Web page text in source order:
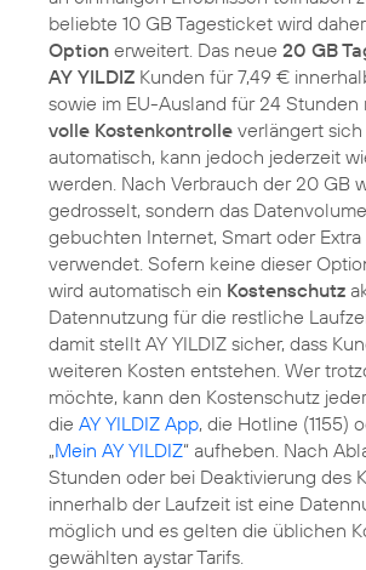
beliebte 10 GB Tagesticket wird
Option erweitert. Das neue 20 GB
AY YILDIZ Kunden für 7,49 €
sowie im EU-Ausland für 24 Stunden
volle Kostenkontrolle verlängert
automatisch, kann jedoch jederzeit
werden. Nach Verbrauch der 20 GB
gedrosselt, sondern das
gebuchten Internet, Smart oder
verwendet. Sofern keine dieser
wird automatisch ein Kostenschutz
Datennutzung für die restliche
damit stellt AY YILDIZ sicher, dass
weiteren Kosten entstehen. Wer
möchte, kann den Kostenschutz
die AY YILDIZ App, die Hotline (1155)
„Mein AY YILDIZ“ aufheben. Nach
Stunden oder bei Deaktivierung des
innerhalb der Laufzeit ist eine
möglich und es gelten die üblichen
gewählten aystar Tarifs.